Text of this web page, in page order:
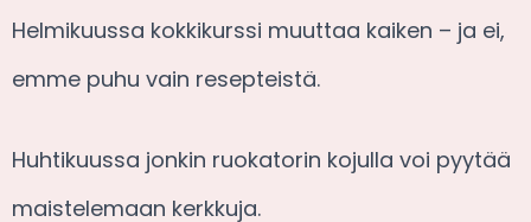
Helmikuussa kokkikurssi muuttaa kaiken – ja ei,
emme puhu vain resepteistä.
Huhtikuussa jonkin ruokatorin kojulla voi pyytää
maistelemaan kerkkuja.